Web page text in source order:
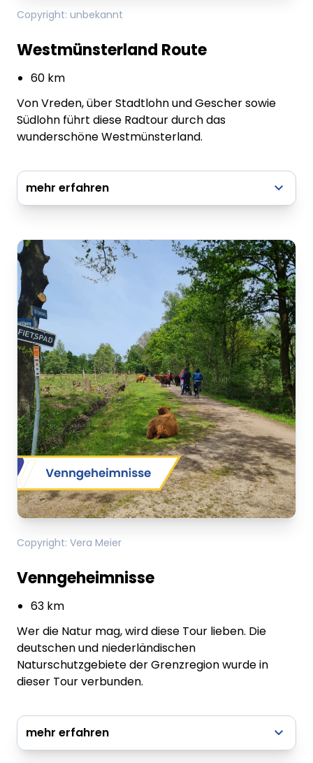
Copyright: unbekannt
Westmünsterland Route
60 km
Von Vreden, über Stadtlohn und Gescher sowie
Südlohn führt diese Radtour durch das
wunderschöne Westmünsterland.
mehr erfahren
81 - Museum - 81 - 80 - 80 - 76 - 30 - 14 - 21 -
20 - 19 - 46 - 16 - 9 - 8
Dieser Inhalt wird
gerade geladen
VREDEN.DE • EXTERNER LINK
Dieser Inhalt wird gerade geladen
Dieser Inhalt wird gerade geladen
Copyright: Vera Meier
Venngeheimnisse
63 km
Wer die Natur mag, wird diese Tour lieben. Die
deutschen und niederländischen
Naturschutzgebiete der Grenzregion wurde in
dieser Tour verbunden.
mehr erfahren